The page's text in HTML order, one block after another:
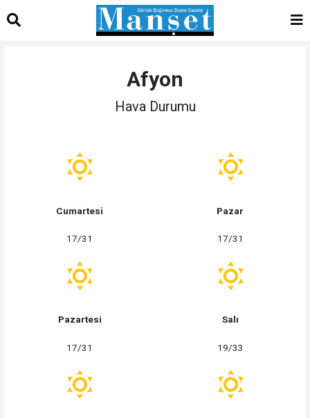
Afyon
Hava Durumu
Cumartesi
17/31
Pazar
17/31
Pazartesi
17/31
Salı
19/33